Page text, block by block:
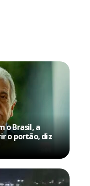
o Brasil, a
o portão, diz